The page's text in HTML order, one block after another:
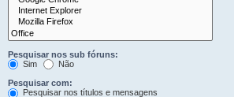
Pesquisar nos sub fóruns:
Sim
Não
Pesquisar com:
Pesquisar nos títulos e mensagens